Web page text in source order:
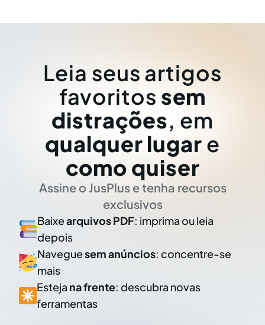
Leia seus artigos
favoritos sem
distrações, em
qualquer lugar e
como quiser
Assine o JusPlus e tenha recursos
exclusivos
Baixearquivos PDF: imprima ou leia
depois
Naveguesem anúncios: concentre-se
mais
Esteja na frente: descubra novas
ferramentas